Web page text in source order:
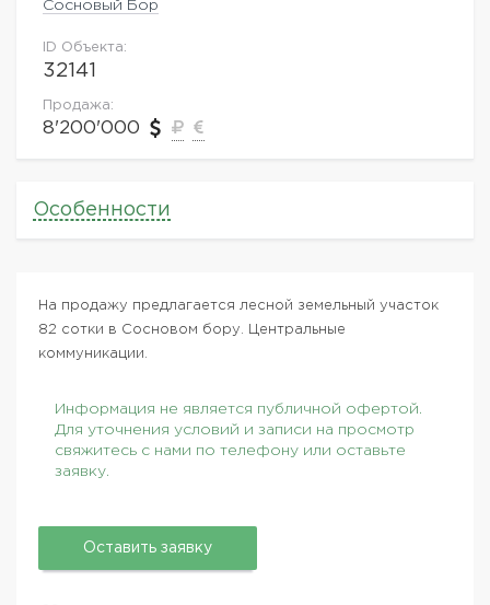
Сосновый Бор
ID Объекта:
32141
Продажа:
8'200'000
Особенности
На продажу предлагается лесной земельный участок
82 сотки в Сосновом бору. Центральные
коммуникации.
Информация не является публичной офертой.
Для уточнения условий и записи на просмотр
свяжитесь с нами по телефону или оставьте
заявку.
Оставить заявку